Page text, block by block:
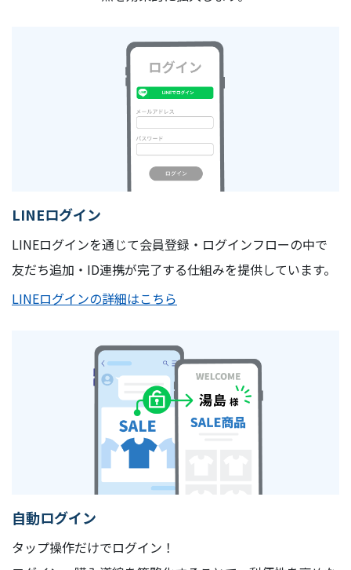
LINEログイン
LINEログインを通じて会員登録・ログインフローの中で
友だち追加・ID連携が完了する仕組みを提供しています。
LINEログインの詳細はこちら
自動ログイン
タップ操作だけでログイン！